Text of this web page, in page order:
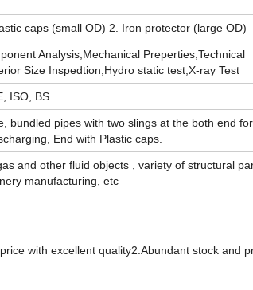
caps (small OD) 2. Iron protector (large OD)
Analysis,Mechanical Preperties,Technical
Size Inspedtion,Hydro static test,X-ray Test
ISO, BS
bundled pipes with two slings at the both end
End with Plastic caps.
and other fluid objects , variety of structural
manufacturing, etc
with excellent quality2.Abundant stock and